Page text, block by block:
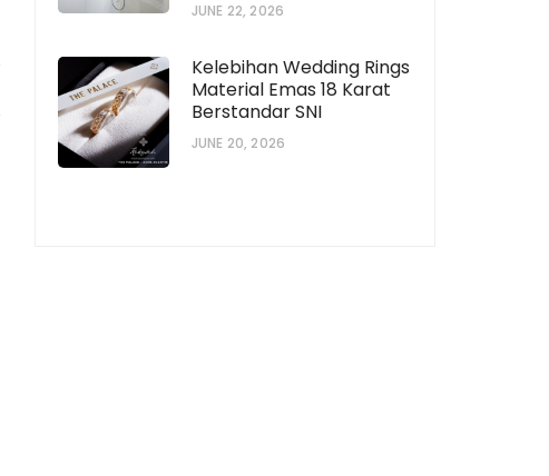
JUNE 22, 2026
Kelebihan Wedding Rings
Material Emas 18 Karat
Berstandar SNI
JUNE 20, 2026